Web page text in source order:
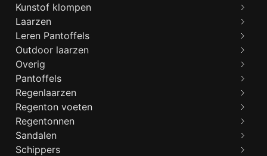
Kunstof klompen
Laarzen
Leren Pantoffels
Outdoor laarzen
Overig
Pantoffels
Regenlaarzen
Regenton voeten
Regentonnen
Sandalen
Schippers